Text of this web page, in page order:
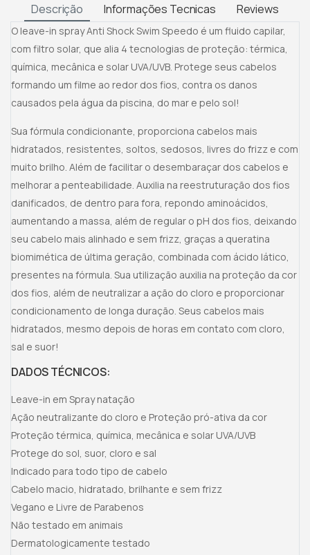
Descrição Informações Tecnicas Reviews
O leave-in spray Anti Shock Swim Speedo é um fluido capilar,
com filtro solar, que alia 4 tecnologias de proteção: térmica,
química, mecânica e solar UVA/UVB. Protege seus cabelos
formando um filme ao redor dos fios, contra os danos
causados pela água da piscina, do mar e pelo sol!
Sua fórmula condicionante, proporciona cabelos mais
hidratados, resistentes, soltos, sedosos, livres do frizz e com
muito brilho. Além de facilitar o desembaraçar dos cabelos e
melhorar a penteabilidade. Auxilia na reestruturação dos fios
danificados, de dentro para fora, repondo aminoácidos,
aumentando a massa, além de regular o pH dos fios, deixando
seu cabelo mais alinhado e sem frizz, graças a queratina
biomimética de última geração, combinada com ácido lático,
presentes na fórmula. Sua utilização auxilia na proteção da cor
dos fios, além de neutralizar a ação do cloro e proporcionar
condicionamento de longa duração. Seus cabelos mais
hidratados, mesmo depois de horas em contato com cloro,
sal e suor!
DADOS TÉCNICOS:
Leave-in em Spray natação
Ação neutralizante do cloro e Proteção pró-ativa da cor
Proteção térmica, química, mecânica e solar UVA/UVB
Protege do sol, suor, cloro e sal
Indicado para todo tipo de cabelo
Cabelo macio, hidratado, brilhante e sem frizz
Vegano e Livre de Parabenos
Não testado em animais
Dermatologicamente testado